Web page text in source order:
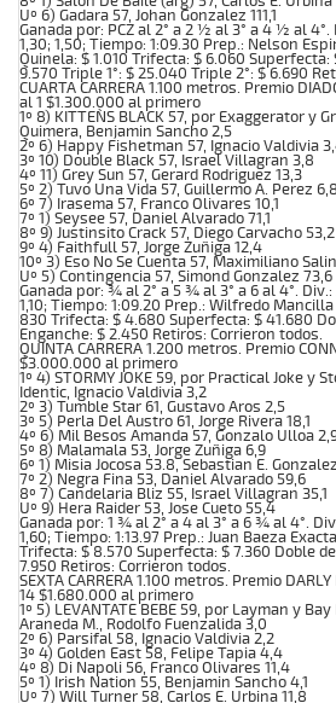
Uº 6) Gadara 57, Johan Gonzalez 111,1
Ganada por: PCZ al 2° a 2 ½ al 3° a 4 ½ al 4°.
1,30; 1,50; Tiempo: 1:09.30 Prep.: Nelson
Quinela: $ 1.010 Trifecta: $ 6.060
9.570 Triple 1°: $ 25.040 Triple 2°: $ 6.690
CUARTA CARRERA 1.100 metros. Premio
al 1 $1.300.000 al primero
1º 8) KITTEN`S BLACK 57, por Exaggerator y
Quimera, Benjamin Sancho 2,5
2º 6) Happy Fishetman 57, Ignacio Valdivia
3º 10) Double Black 57, Israel Villagran 3,8
4º 11) Grey Sun 57, Gerard Rodriguez 13,3
5º 2) Tuvo Una Vida 57, Guillermo A. Perez 6,8
6º 7) Irasema 57, Franco Olivares 10,1
7º 1) Seysee 57, Daniel Alvarado 71,1
8º 9) Justinsito Crack 57, Diego Carvacho 53,2
9º 4) Faithfull 57, Jorge Zuñiga 12,4
10º 3) Eso No Se Cuenta 57, Maximiliano
Uº 5) Contingencia 57, Simond Gonzalez 73,6
Ganada por: ¾ al 2° a 5 ¾ al 3° a 6 al 4°. Div.:
1,10; Tiempo: 1:09.20 Prep.: Wilfredo
830 Trifecta: $ 4.680 Superfecta: $ 41.680
Enganche: $ 2.450 Retiros: Corrieron todos.
QUINTA CARRERA 1.200 metros. Premio
$3.000.000 al primero
1º 4) STORMY JOKE 59, por Practical Joke y
Identic, Ignacio Valdivia 3,2
2º 3) Tumble Star 61, Gustavo Aros 2,5
3º 5) Perla Del Austro 61, Jorge Rivera 18,1
4º 6) Mil Besos Amanda 57, Gonzalo Ulloa
5º 8) Malamala 53, Jorge Zuñiga 6,9
6º 1) Misia Jocosa 53.8, Sebastian E.
7º 2) Negra Fina 53, Daniel Alvarado 59,6
8º 7) Candelaria Bliz 55, Israel Villagran 35,1
Uº 9) Hera Raider 53, Jose Cueto 55,4
Ganada por: 1 ¾ al 2° a 4 al 3° a 6 ¾ al 4°.
1,60; Tiempo: 1:13.97 Prep.: Juan Baeza
Trifecta: $ 8.570 Superfecta: $ 7.360 Doble
7.950 Retiros: Corrieron todos.
SEXTA CARRERA 1.100 metros. Premio
14 $1.680.000 al primero
1º 5) LEVANTATE BEBE 59, por Layman y
Araneda M., Rodolfo Fuenzalida 3,0
2º 6) Parsifal 58, Ignacio Valdivia 2,2
3º 4) Golden East 58, Felipe Tapia 4,4
4º 8) Di Napoli 56, Franco Olivares 11,4
5º 1) Irish Nation 55, Benjamin Sancho 4,1
Uº 7) Will Turner 58, Carlos E. Urbina 11,8